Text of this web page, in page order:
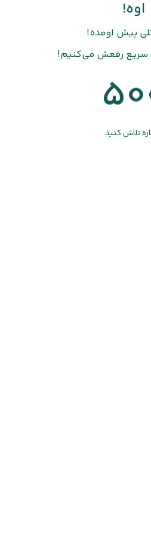
اوه!
پیش اومده!
سریع رفعش می‌کنیم!
تلاش کنید